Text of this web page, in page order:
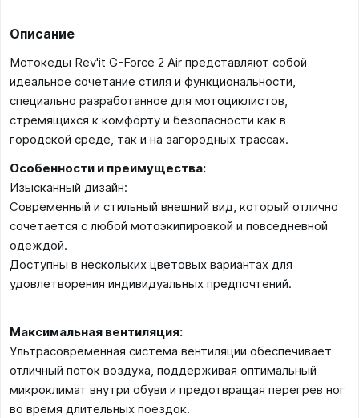
Описание
Мотокеды Rev'it G-Force 2 Air представляют собой
идеальное сочетание стиля и функциональности,
специально разработанное для мотоциклистов,
стремящихся к комфорту и безопасности как в
городской среде, так и на загородных трассах.
Особенности и преимущества:
Изысканный дизайн:
Современный и стильный внешний вид, который отлично
сочетается с любой мотоэкипировкой и повседневной
одеждой.
Доступны в нескольких цветовых вариантах для
удовлетворения индивидуальных предпочтений.
Максимальная вентиляция:
Ультрасовременная система вентиляции обеспечивает
отличный поток воздуха, поддерживая оптимальный
микроклимат внутри обуви и предотвращая перегрев ног
во время длительных поездок.